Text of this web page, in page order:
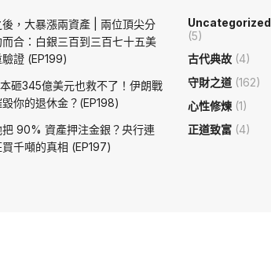
，大暴漲兩資產 | 兩位頂尖分
合：白銀三百到三百七十五美
證 (EP199)
砸345億美元也救不了！伊朗戰
你的退休金？(EP198)
把 90% 資產押注金銀？央行連
千噸的真相 (EP197)
Uncategorized
(5)
古代典故 (4)
守財之道 (162)
心性修煉 (1)
正道致富 (4)